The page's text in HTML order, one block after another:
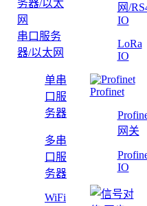
串口服务
器/以太网
单串
口服
务器
多串
口服
务器
WiFi
网/
IO
LoRa
IO
Profinet
网关
IO